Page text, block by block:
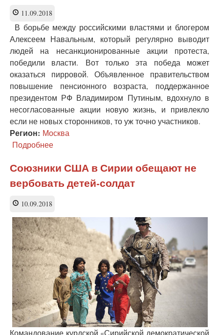
вседозволенности
и
гиперопеки
11.09.2018
В борьбе между российскими властями и блогером
Алексеем Навальным, который регулярно выводит
людей на несанкционированные акции протеста,
победили власти. Вот только эта победа может
оказаться пирровой. Объявленное правительством
повышение пенсионного возраста, поддержанное
президентом РФ Владимиром Путиным, вдохнуло в
несогласованные акции новую жизнь, и привлекло
если не новых сторонников, то уж точно участников.
Регион: Москва
Подробнее
реформа
толкает
граждан
Союзники США в Сирии обещают не
вербовать детей-солдат
10.09.2018
Командование курдской «Сирийской демократической